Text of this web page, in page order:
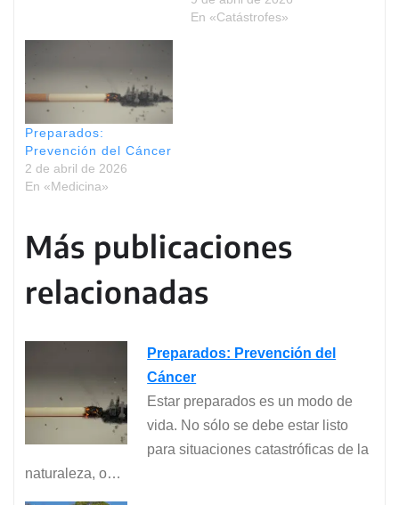
En «Catástrofes»
Preparados:
Prevención del Cáncer
2 de abril de 2026
En «Medicina»
Más publicaciones
relacionadas
Preparados: Prevención del
Cáncer
Estar preparados es un modo de
vida. No sólo se debe estar listo
para situaciones catastróficas de la
naturaleza, o…